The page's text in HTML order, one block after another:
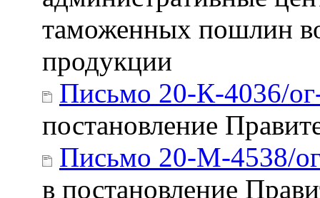
таможенных пошлин
продукции
Письмо 20-К-4036/
постановление
Письмо 20-М-4538/
в постановление